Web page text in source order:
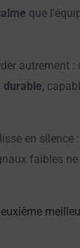
que
autrement
durable,
en
faibles